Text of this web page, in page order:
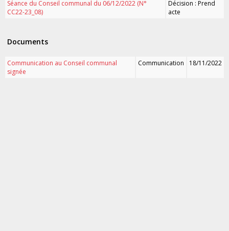
Séance du Conseil communal du 06/12/2022 (N°
CC22-23_08)
Décision : Prend
acte
Documents
Communication au Conseil communal
signée
Communication 18/11/2022